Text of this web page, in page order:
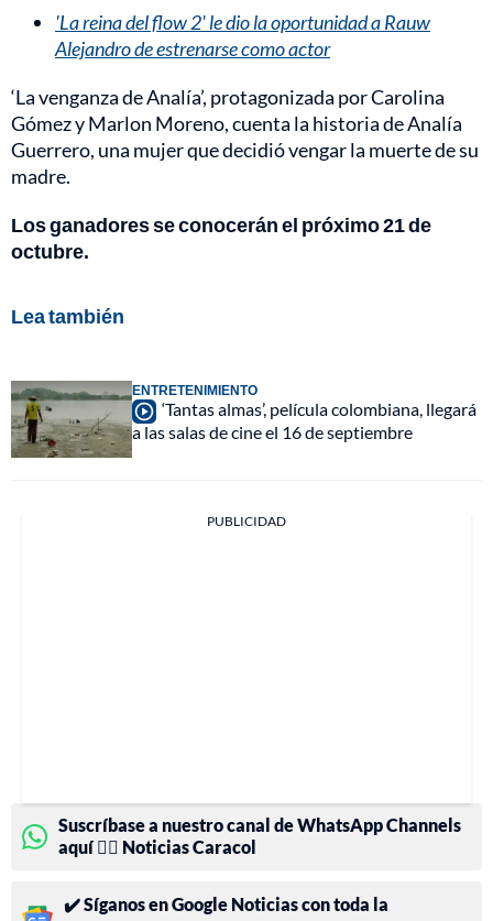
'La reina del flow 2' le dio la oportunidad a Rauw
Alejandro de estrenarse como actor
‘La venganza de Analía’, protagonizada por Carolina
Gómez y Marlon Moreno, cuenta la historia de Analía
Guerrero, una mujer que decidió vengar la muerte de su
madre.
Los ganadores se conocerán el próximo 21 de
octubre.
Lea también
ENTRETENIMIENTO
‘Tantas almas’, película colombiana, llegará
a las salas de cine el 16 de septiembre
PUBLICIDAD
Suscríbase a nuestro canal de WhatsApp Channels
aquí 👉🏻 Noticias Caracol
✔️ Síganos en Google Noticias con toda la